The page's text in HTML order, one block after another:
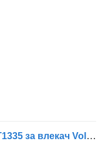
Амортисьор Volvo FL II (01.13-) T1335 за влекач Volvo FL, FE (2013-)